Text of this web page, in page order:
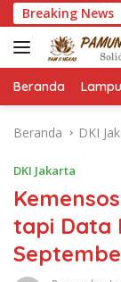
Langsung
ke
konten
Breaking News
Cabor Karoke
Beranda
Beranda DKI
DKI Jakarta
tapi Data